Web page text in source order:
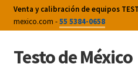
Venta y calibración de equipos
mexico.com -55 5384-0658
Saltar
Ir
al
Testo de México